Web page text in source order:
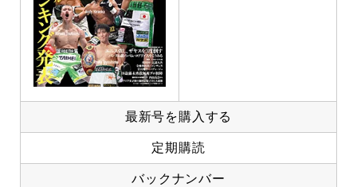
最新号を購入する
定期購読
バックナンバー